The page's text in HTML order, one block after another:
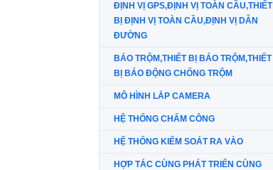
ĐỊNH VỊ GPS,ĐỊNH VỊ TOÀN CẦU,THIẾT
BỊ ĐỊNH VỊ TOÀN CẦU,ĐỊNH VỊ DẪN
ĐƯỜNG
BÁO TRỘM,THIẾT BỊ BÁO TRỘM,THIẾT
BỊ BÁO ĐỘNG CHỐNG TRỘM
MÔ HÌNH LẮP CAMERA
HỆ THỐNG CHẤM CÔNG
HỆ THỐNG KIỂM SOÁT RA VÀO
HỢP TÁC CÙNG PHÁT TRIỂN CÙNG